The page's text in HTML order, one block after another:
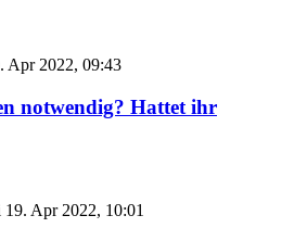
Apr 2022, 09:43
notwendig? Hattet ihr
Apr 2022, 10:01